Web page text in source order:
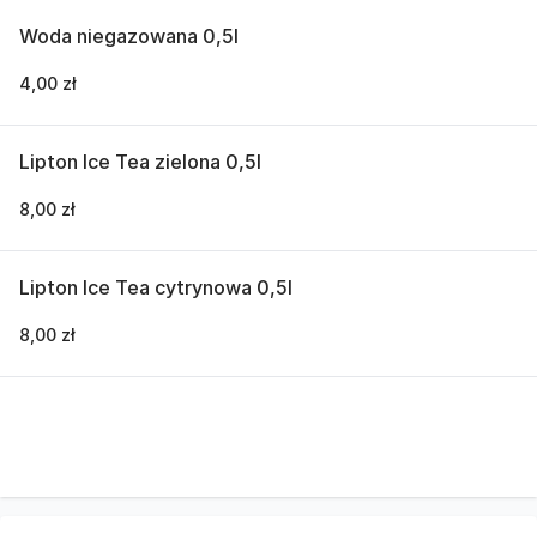
Woda niegazowana 0,5l
4,00 zł
Lipton Ice Tea zielona 0,5l
8,00 zł
Lipton Ice Tea cytrynowa 0,5l
8,00 zł